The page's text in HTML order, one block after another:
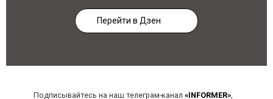
Перейти в Дзен
Подписывайтесь на наш телеграм-канал «INFORMER»,